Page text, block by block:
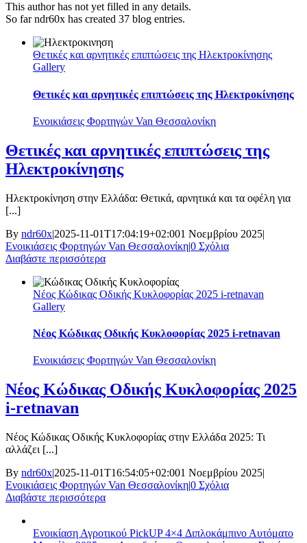
This author has not yet filled in any details.
So far ndr60x has created 37 blog entries.
Θετικές και αρνητικές επιπτώσεις της Ηλεκτροκίνησης
Gallery
Θετικές και αρνητικές επιπτώσεις της Ηλεκτροκίνησης
Ενοικιάσεις Φορτηγών Van Θεσσαλονίκη
Θετικές και αρνητικές επιπτώσεις της
Ηλεκτροκίνησης
Ηλεκτροκίνηση στην Ελλάδα: Θετικά, αρνητικά και τα οφέλη για
[...]
By ndr60x|2025-11-01T17:04:19+02:001 Νοεμβρίου 2025|
Ενοικιάσεις Φορτηγών Van Θεσσαλονίκη|0 Σχόλια
Διαβάστε περισσότερα
Νέος Κώδικας Οδικής Κυκλοφορίας 2025 i-retnavan
Gallery
Νέος Κώδικας Οδικής Κυκλοφορίας 2025 i-retnavan
Ενοικιάσεις Φορτηγών Van Θεσσαλονίκη
Νέος Κώδικας Οδικής Κυκλοφορίας 2025
i-retnavan
Νέος Κώδικας Οδικής Κυκλοφορίας στην Ελλάδα 2025: Τι
αλλάζει [...]
By ndr60x|2025-11-01T16:54:05+02:001 Νοεμβρίου 2025|
Ενοικιάσεις Φορτηγών Van Θεσσαλονίκη|0 Σχόλια
Διαβάστε περισσότερα
Ενοικίαση Αγροτικού PickUP 4×4 Διπλοκάμπινο Αυτόματο